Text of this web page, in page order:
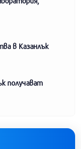
в Казанлък
получават